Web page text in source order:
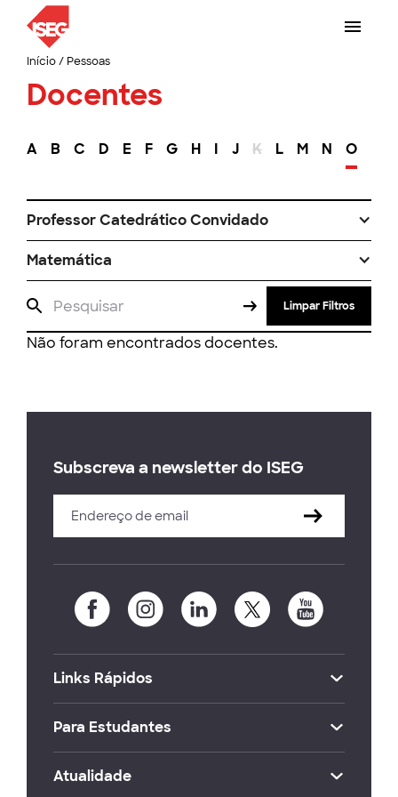
Início/ Pessoas
Docentes
A B C D E F G H I J K L M N O
Professor Catedrático Convidado
Matemática
Limpar Filtros
Não foram encontrados docentes.
Subscreva a newsletter do ISEG
Links Rápidos
Para Estudantes
Atualidade